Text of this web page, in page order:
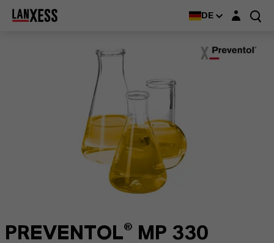
DE Login-Maske
PREVENTOL® MP 330